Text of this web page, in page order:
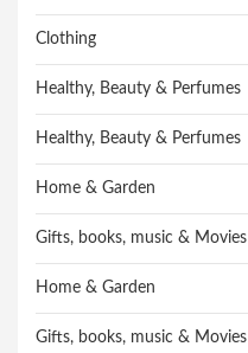
Clothing
Healthy, Beauty & Perfumes
Healthy, Beauty & Perfumes
Home & Garden
Gifts, books, music & Movies
Home & Garden
Gifts, books, music & Movies